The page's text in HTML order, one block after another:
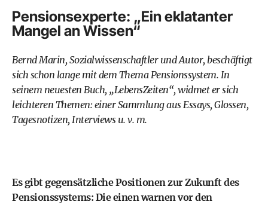
Pensionsexperte: „Ein eklatanter
Mangel an Wissen“
Bernd Marin, Sozialwissenschaftler und Autor, beschäftigt
sich schon lange mit dem Thema Pensionssystem. In
seinem neuesten Buch, „LebensZeiten“, widmet er sich
leichteren Themen: einer Sammlung aus Essays, Glossen,
Tagesnotizen, Interviews u. v. m.
Es gibt gegensätzliche Positionen zur Zukunft des
Pensionssystems: Die einen warnen vor den